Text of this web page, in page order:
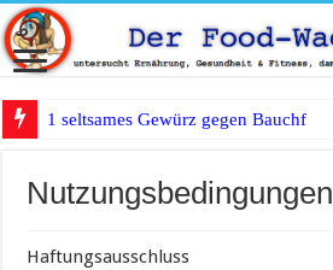
1 seltsames Gewürz gegen Bauchfett?
Nutzungsbedingungen
Haftungsausschluss